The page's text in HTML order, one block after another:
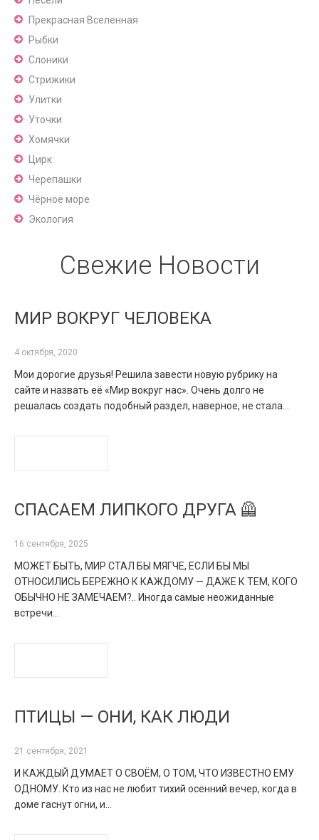
Прекрасная Вселенная
Рыбки
Слоники
Стрижики
Улитки
Уточки
Хомячки
Цирк
Черепашки
Чёрное море
Экология
Свежие Новости
МИР ВОКРУГ ЧЕЛОВЕКА
4 октября, 2020
Мои дорогие друзья! Решила завести новую рубрику на
сайте и назвать её «Мир вокруг нас». Очень долго не
решалась создать подобный раздел, наверное, не стала…
СПАСАЕМ ЛИПКОГО ДРУГА 🦺
16 сентября, 2025
МОЖЕТ БЫТЬ, МИР СТАЛ БЫ МЯГЧЕ, ЕСЛИ БЫ МЫ
ОТНОСИЛИСЬ БЕРЕЖНО К КАЖДОМУ — ДАЖЕ К ТЕМ, КОГО
ОБЫЧНО НЕ ЗАМЕЧАЕМ?.. Иногда самые неожиданные
встречи…
ПТИЦЫ — ОНИ, КАК ЛЮДИ
21 сентября, 2021
И КАЖДЫЙ ДУМАЕТ О СВОЁМ, О ТОМ, ЧТО ИЗВЕСТНО ЕМУ
ОДНОМУ. Кто из нас не любит тихий осенний вечер, когда в
доме гаснут огни, и…